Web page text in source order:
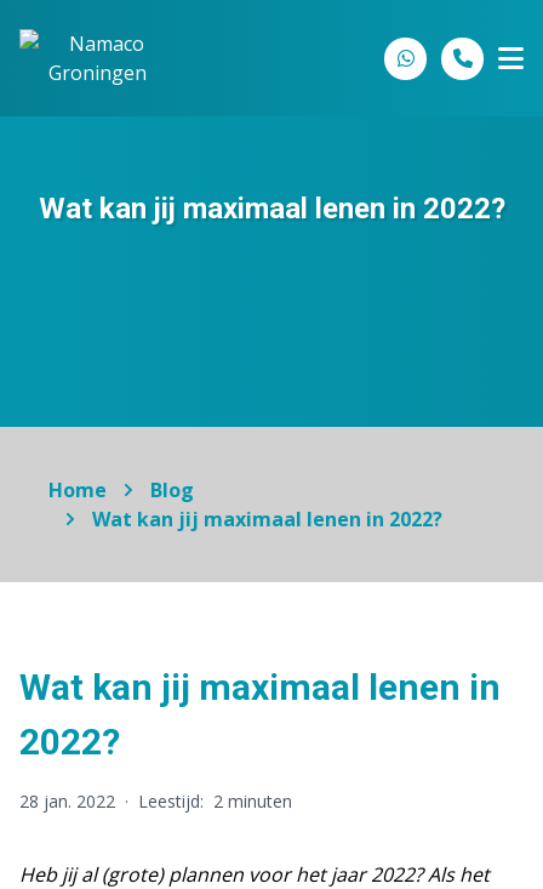
Wat kan jij maximaal lenen in 2022?
Home
Blog
Wat kan jij maximaal lenen in 2022?
Wat kan jij maximaal lenen in
2022?
28 jan. 2022 · Leestijd: 2 minuten
Heb jij al (grote) plannen voor het jaar 2022? Als het